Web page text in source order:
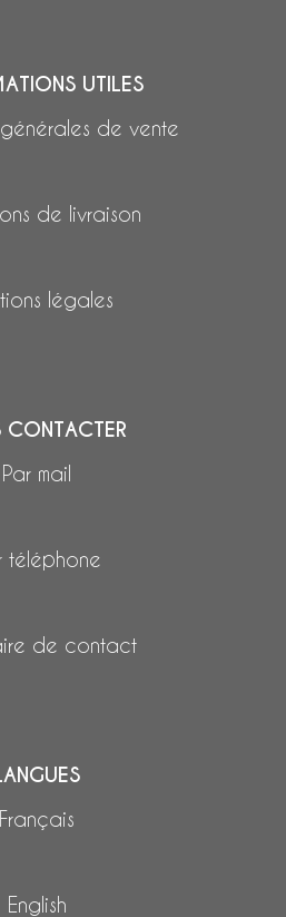
UTILES
de vente
de livraison
légales
CONTACTER
Par mail
téléphone
de contact
Français
English